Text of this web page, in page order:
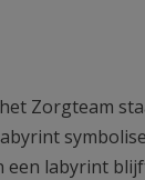
OF
Zorgteam
een labyrint